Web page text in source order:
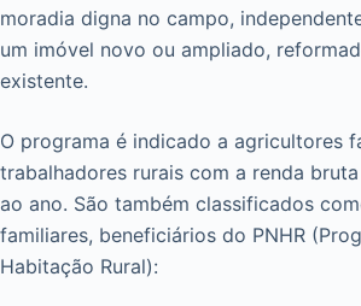
moradia digna no campo,
um imóvel novo ou ampliado,
existente.
O programa é indicado a agricultores
trabalhadores rurais com a renda
ao ano. São também classificados
familiares, beneficiários do PNHR
Habitação Rural):